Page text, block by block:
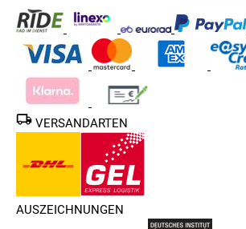
VERSANDARTEN
AUSZEICHNUNGEN